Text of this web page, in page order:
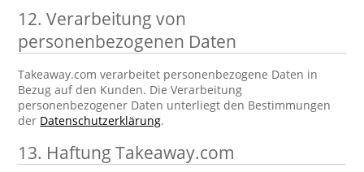
12. Verarbeitung von
personenbezogenen Daten
Takeaway.com verarbeitet personenbezogene Daten in
Bezug auf den Kunden. Die Verarbeitung
personenbezogener Daten unterliegt den Bestimmungen
der Datenschutzerklärung.
13. Haftung Takeaway.com